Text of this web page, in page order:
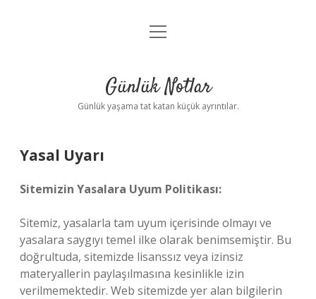
Anasayfa
Yasal Uyarı
menüyü
Günlük Notlar
Günlük yaşama tat katan küçük ayrıntılar.
Yasal Uyarı
Sitemizin Yasalara Uyum Politikası:
Sitemiz, yasalarla tam uyum içerisinde olmayı ve
yasalara saygıyı temel ilke olarak benimsemiştir. Bu
doğrultuda, sitemizde lisanssız veya izinsiz
materyallerin paylaşılmasına kesinlikle izin
verilmemektedir. Web sitemizde yer alan bilgilerin